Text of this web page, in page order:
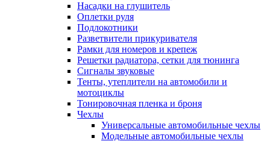
Насадки на глушитель
Оплетки руля
Подлокотники
Разветвители прикуривателя
Рамки для номеров и крепеж
Решетки радиатора, сетки для тюнинга
Сигналы звуковые
Тенты, утеплители на автомобили и
мотоциклы
Тонировочная пленка и броня
Чехлы
Универсальные автомобильные чехлы
Модельные автомобильные чехлы